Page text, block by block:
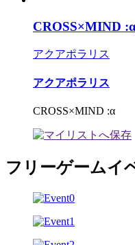
CROSS×MIND
アクアポラリス
アクアポラリス
CROSS×MIND :α
フリーゲームイ